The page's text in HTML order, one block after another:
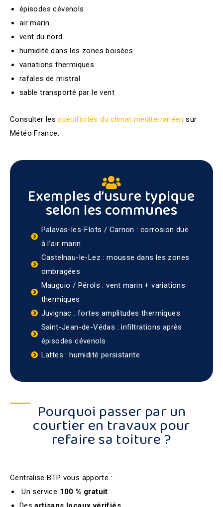
épisodes cévenols
air marin
vent du nord
humidité dans les zones boisées
variations thermiques
rafales de mistral
sable transporté par le vent
Consulter lesspécificités du climat méditerranéen sur
Météo France.
Exemples d’usure typique
selon les communes
Palavas-les-Flots / Carnon : corrosion due
à l’air marin
Castelnau-le-Lez : mousse dans les zones
ombragées
Mauguio / Pérols : vent marin + variations
thermiques
Juvignac : fortes amplitudes thermiques
Saint-Jean-de-Védas : infiltrations après
épisodes cévenols
Lattes : humidité persistante
Pourquoi passer par un
courtier en travaux pour
refaire sa toiture ?
Centralise BTP vous apporte :
Un service 100 % gratuit